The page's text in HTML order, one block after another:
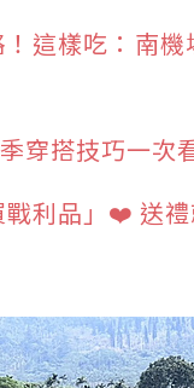
這樣吃：南
穿搭技巧一次
利品」❤️ 送禮